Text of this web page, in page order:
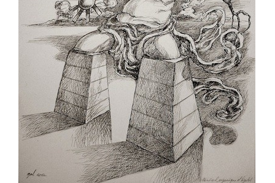
AJOUTER AU PANIER
/
DÉTAILS